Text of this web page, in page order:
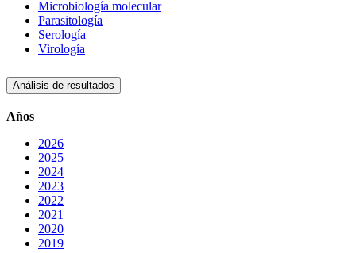
Microbiología molecular
Parasitología
Serología
Virología
Análisis de resultados
Años
2026
2025
2024
2023
2022
2021
2020
2019